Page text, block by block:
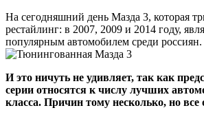
На сегодняшний день Мазда 3, которая
рестайлинг: в 2007, 2009 и 2014 году,
популярным автомобилем среди россиян.
И это ничуть не удивляет, так как
серии относятся к числу лучших
класса. Причин тому несколько, но все